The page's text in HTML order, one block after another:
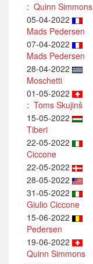
: Quinn Simmons
05-04-2022
Mads Pedersen
07-04-2022
Mads Pedersen
28-04-2022
Moschetti
01-05-2022
: Toms Skujinš
15-05-2022
Tiberi
22-05-2022
Ciccone
22-05-2022
28-05-2022
31-05-2022
Giulio Ciccone
15-06-2022
Pedersen
19-06-2022
Quinn Simmons